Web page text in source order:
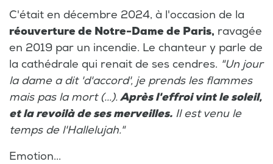
C'était en décembre 2024, à l'occasion de la
réouverture de Notre-Dame de Paris, ravagée
en 2019 par un incendie. Le chanteur y parle de
la cathédrale qui renait de ses cendres. "Un jour
la dame a dit 'd'accord', je prends les flammes
mais pas la mort (...).Après l'effroi vint le soleil,
et la revoilà de ses merveilles. Il est venu le
temps de l'Hallelujah."
Emotion...